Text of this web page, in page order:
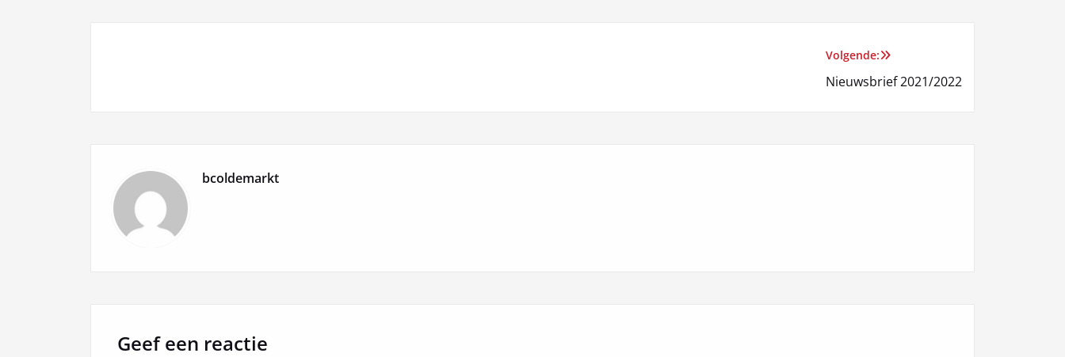
Volgende:
Nieuwsbrief 2021/2022
bcoldemarkt
Geef een reactie